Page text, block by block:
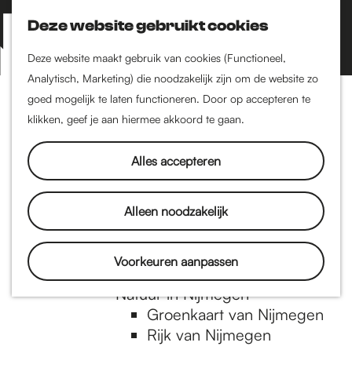
Deze website gebruikt cookies
Deze website maakt gebruik van cookies (Functioneel,
Analytisch, Marketing) die noodzakelijk zijn om de website zo
goed mogelijk te laten functioneren. Door op accepteren te
klikken, geef je aan hiermee akkoord te gaan.
Alles accepteren
Alleen noodzakelijk
Voorkeuren aanpassen
Z
o
e
k
e
K
a
a
r
t
M
e
n
Nijmegen-Nieuw-West
Dukenburg
Lindenholt
Historie
De oudste stad van
Nederland
Historische tijdlijn
Romeinse Limes
Vrede van Nijmegen
Penning
Natuur in Nijmegen
Groenkaart van Nijmegen
Rijk van Nijmegen